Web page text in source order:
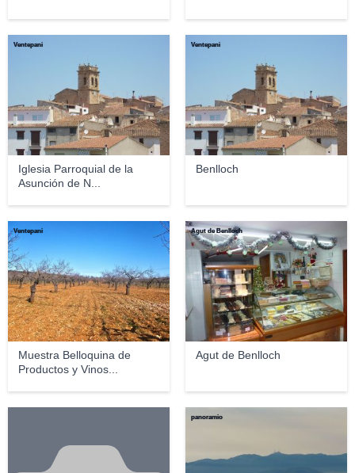
Iglesia Parroquial de la
Asunción de N...
Ventepani
Benlloch
Ventepani
Muestra Belloquina de
Productos y Vinos...
Ventepani
Agut de Benlloch
Agut de Benlloch
panoramio